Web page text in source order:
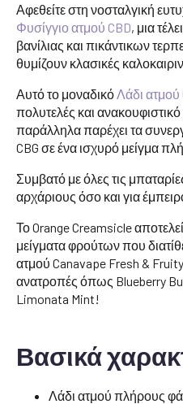
Αφεθείτε στη νοσταλγική
Φυσίγγιο ατμού CBD, μια
βανίλιας και πικάντικων
θυμίζουν κλασικές
Αυτό το μοναδικό Λάδι ατμού
πολυτελές και
παράλληλα παρέχει τα
CBG σε ένα ισχυρό μείγμα
Συμβατό με όλες τις
αρχάριους όσο και για
Το Orange Creamsicle
μείγματα φρούτων που
ατμού Canavape Fresh &
ανατροπές όπως Blueberry
Limonata Mint!
Βασικά
Λάδι ατμού πλήρους